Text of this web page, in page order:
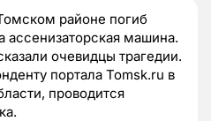
районе погиб
машина.
очевидцы трагедии.
портала Tomsk.ru в
проводится